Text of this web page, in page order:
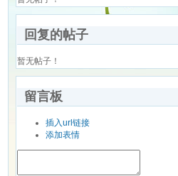
回复的帖子
暂无帖子！
留言板
插入url链接
添加表情